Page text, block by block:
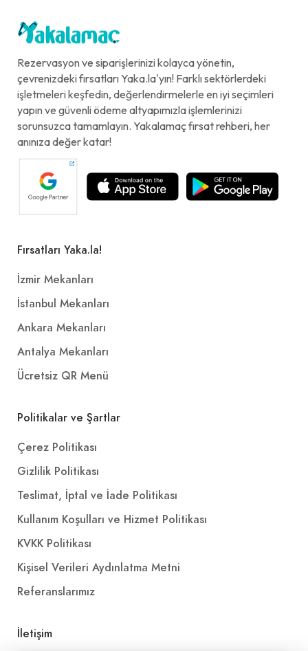
Rezervasyon ve siparişlerinizi kolayca yönetin,
çevrenizdeki fırsatları Yaka.la'yın! Farklı sektörlerdeki
işletmeleri keşfedin, değerlendirmelerle en iyi seçimleri
yapın ve güvenli ödeme altyapımızla işlemlerinizi
sorunsuzca tamamlayın. Yakalamaç fırsat rehberi, her
anınıza değer katar!
Fırsatları Yaka.la!
İzmir Mekanları
İstanbul Mekanları
Ankara Mekanları
Antalya Mekanları
Ücretsiz QR Menü
Politikalar ve Şartlar
Çerez Politikası
Gizlilik Politikası
Teslimat, İptal ve İade Politikası
Kullanım Koşulları ve Hizmet Politikası
KVKK Politikası
Kişisel Verileri Aydınlatma Metni
Referanslarımız
İletişim